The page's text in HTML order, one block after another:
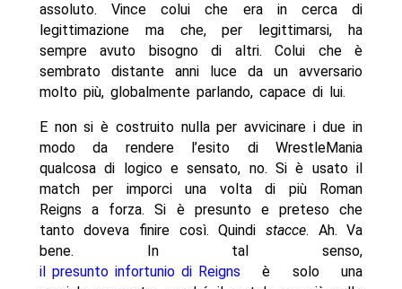
assoluto. Vince colui che era in cerca di
legittimazione ma che, per legittimarsi, ha
sempre avuto bisogno di altri. Colui che è
sembrato distante anni luce da un avversario
molto più, globalmente parlando, capace di lui.
E non si è costruito nulla per avvicinare i due in
modo da rendere l’esito di WrestleMania
qualcosa di logico e sensato, no. Si è usato il
match per imporci una volta di più Roman
Reigns a forza. Si è presunto e preteso che
tanto doveva finire così. Quindi stacce. Ah. Va
bene. In tal senso,
il presunto infortunio di Reigns è solo una